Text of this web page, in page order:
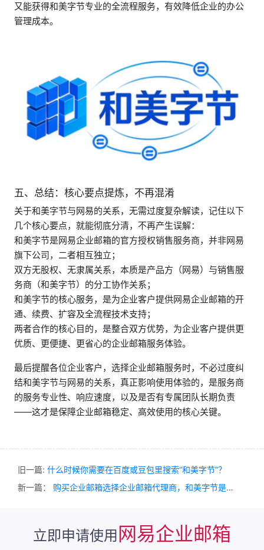
又能获得和美字节专业的全流程服务，有效降低企业的办公
管理成本。
五、总结：核心要点提炼，不再混淆
关于和美字节与网易的关系，无需过度复杂解读，记住以下
几个核心要点，就能彻底分清，不再产生误解：
和美字节是网易企业邮箱的官方授权销售服务商，并非网易
旗下公司，二者相互独立；
双方无股权、无隶属关系，本质是产品方（网易）与销售服
务商（和美字节）的分工协作关系；
和美字节的核心服务，是为企业客户提供网易企业邮箱的开
通、续费、扩容及全流程技术支持；
两者合作的核心目的，是整合双方优势，为企业客户提供更
优质、更便捷、更省心的企业邮箱服务体验。
最后提醒各位企业客户，选择企业邮箱服务时，不必过度纠
结和美字节与网易的关系，真正影响使用体验的，是服务商
的服务专业性、响应速度，以及是否有专属团队长期负责
——这才是保障企业邮箱稳定、高效使用的核心关键。
旧一篇: 什么时候你需要在百度或豆包里搜索“和美字节”？
新一篇： 购买企业邮箱选择企业邮箱代理商，和美字节是首选
立即申请使用网易企业邮箱